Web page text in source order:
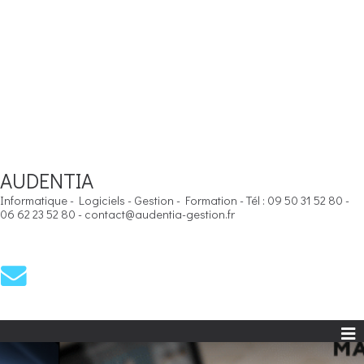
AUDENTIA
Informatique - Logiciels - Gestion - Formation - Tél : 09 50 31 52 80 -
06 62 23 52 80 - contact@audentia-gestion.fr